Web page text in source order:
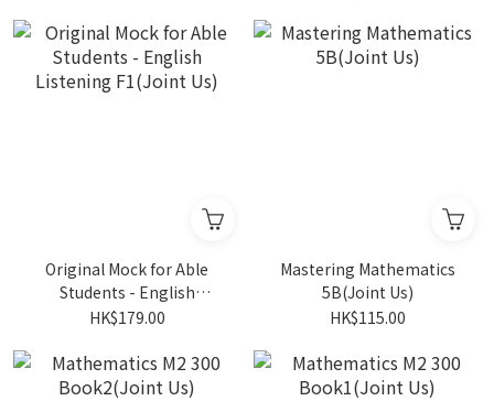
Original Mock for Able
Students - English
Listening F1(Joint Us)
HK$179.00
Mastering Mathematics
5B(Joint Us)
HK$115.00